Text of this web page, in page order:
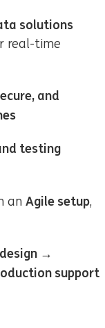
solutions
real-time
and
testing
an Agile setup,
design →
support